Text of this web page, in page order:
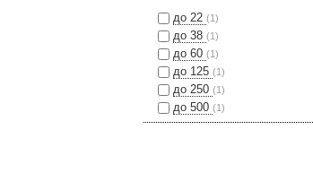
до 22 (1)
до 38 (1)
до 60 (1)
до 125 (1)
до 250 (1)
до 500 (1)